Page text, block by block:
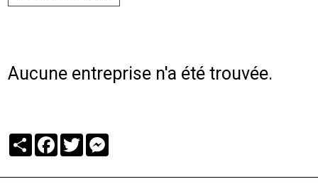
Aucune entreprise n'a été trouvée.
PartagerFacebook
Twitter